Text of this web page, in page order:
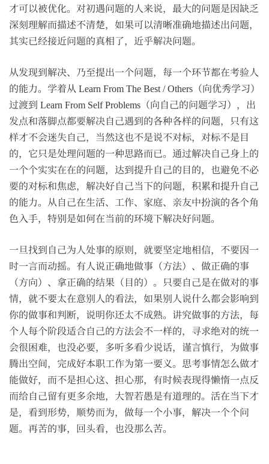
才可以被优化。对初遇问题的人来说，最大的问题是因缺乏
深刻理解而描述不清楚，如果可以清晰准确地描述出问题，
其实已经接近问题的真相了，近乎解决问题。
从发现到解决、乃至提出一个问题，每一个环节都在考验人
的能力。学着从 Learn From The Best / Others（向优秀学习）
过渡到 Learn From Self Problems（向自己的问题学习），出
发点和落脚点都要解决自己遇到的各种各样的问题，只有这
样才不会迷失自己，当然这也不是说不对标，对标不是目
的，它只是处理问题的一种思路而已。通过解决自己身上的
一个个实实在在的问题，达到提升自己的目的，也避免不必
要的对标和焦虑，解决好自己当下的问题，积累和提升自己
的能力。从自己在生活、工作、家庭、亲友中扮演的各个角
色入手，特别是如何在当前的环境下解决好问题。
一旦找到自己为人处事的原则，就要坚定地相信，不要因一
时一言而动摇。有人说正确地做事（方法）、做正确的事
（方向）、拿正确的结果（目的）。只要自己是在做对的事
情，就不要太在意别人的看法，如果别人说什么都会影响到
你的做事和判断，说明你还太不成熟。讲究做事的方法，每
个人每个阶段适合自己的方法会不一样的，寻求绝对的统一
会很困难，也没必要，多听多看少说话，谨言慎行，为做事
腾出空间，完成好本职工作为第一要义。思考事情怎么做才
能做好，而不是担心这、担心那，有时候表现得懒惰一点反
而给自己留有更多余地，大智若愚是有道理的。活在当下才
是，看到形势，顺势而为，做每一个小事，解决一个个问
题。再苦的事，回头看，也没那么苦。